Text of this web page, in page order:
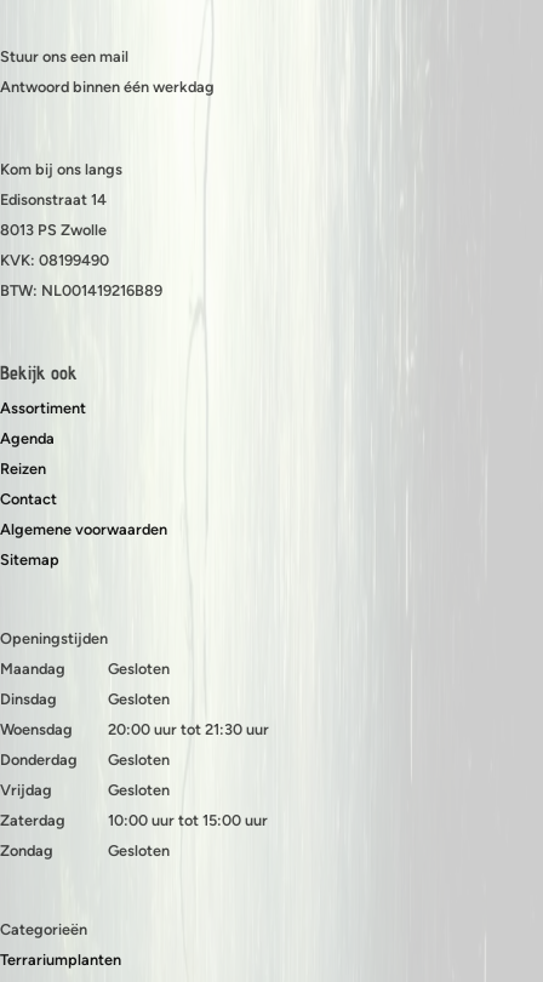
Stuur ons een mail
Antwoord binnen één werkdag
Kom bij ons langs
Edisonstraat 14
8013 PS Zwolle
KVK: 08199490
BTW: NL001419216B89
Bekijk ook
Assortiment
Agenda
Reizen
Contact
Algemene voorwaarden
Sitemap
Openingstijden
Maandag
Dinsdag
Woensdag
Donderdag
Vrijdag
Zaterdag
Zondag
Gesloten
Gesloten
20:00 uur tot 21:30 uur
Gesloten
Gesloten
10:00 uur tot 15:00 uur
Gesloten
Categorieën
Terrariumplanten